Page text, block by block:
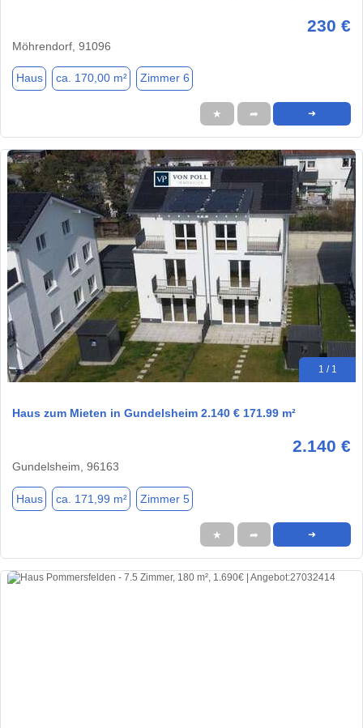
230 €
Möhrendorf, 91096
Haus ca. 170,00 m² Zimmer 6
★ ➦ ➜
1 / 1
Haus zum Mieten in Gundelsheim 2.140 € 171.99 m²
2.140 €
Gundelsheim, 96163
Haus ca. 171,99 m² Zimmer 5
★ ➦ ➜